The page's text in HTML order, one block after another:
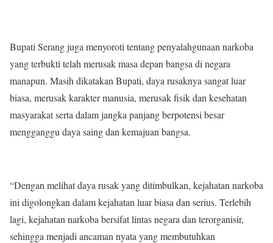
Bupati Serang juga menyoroti tentang penyalahgunaan narkoba
yang terbukti telah merusak masa depan bangsa di negara
manapun. Masih dikatakan Bupati, daya rusaknya sangat luar
biasa, merusak karakter manusia, merusak fisik dan kesehatan
masyarakat serta dalam jangka panjang berpotensi besar
mengganggu daya saing dan kemajuan bangsa.
“Dengan melihat daya rusak yang ditimbulkan, kejahatan narkoba
ini digolongkan dalam kejahatan luar biasa dan serius. Terlebih
lagi, kejahatan narkoba bersifat lintas negara dan terorganisir,
sehingga menjadi ancaman nyata yang membutuhkan